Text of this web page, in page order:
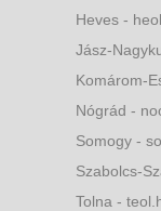
Heves -
Jász-
Komárom-
Nógrád -
Somogy -
Szabolcs-
Tolna -